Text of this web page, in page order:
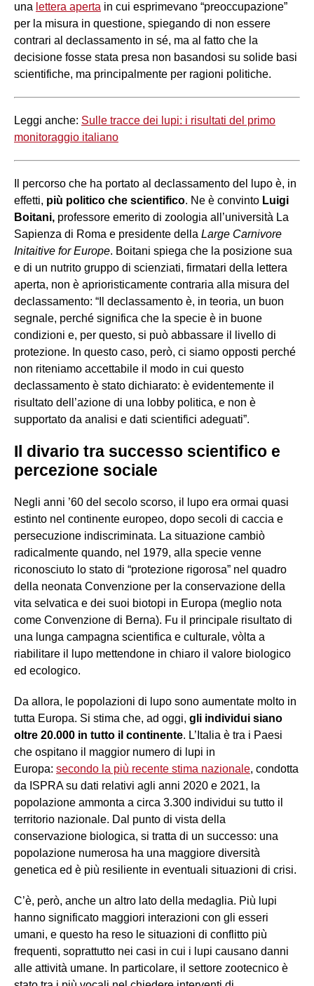
una lettera aperta in cui esprimevano “preoccupazione”
per la misura in questione, spiegando di non essere
contrari al declassamento in sé, ma al fatto che la
decisione fosse stata presa non basandosi su solide basi
scientifiche, ma principalmente per ragioni politiche.
Leggi anche: Sulle tracce dei lupi: i risultati del primo
monitoraggio italiano
Il percorso che ha portato al declassamento del lupo è, in
effetti, più politico che scientifico. Ne è convinto Luigi
Boitani, professore emerito di zoologia all’università La
Sapienza di Roma e presidente della Large Carnivore
Initaitive for Europe. Boitani spiega che la posizione sua
e di un nutrito gruppo di scienziati, firmatari della lettera
aperta, non è aprioristicamente contraria alla misura del
declassamento: “Il declassamento è, in teoria, un buon
segnale, perché significa che la specie è in buone
condizioni e, per questo, si può abbassare il livello di
protezione. In questo caso, però, ci siamo opposti perché
non riteniamo accettabile il modo in cui questo
declassamento è stato dichiarato: è evidentemente il
risultato dell’azione di una lobby politica, e non è
supportato da analisi e dati scientifici adeguati”.
Il divario tra successo scientifico e
percezione sociale
Negli anni ’60 del secolo scorso, il lupo era ormai quasi
estinto nel continente europeo, dopo secoli di caccia e
persecuzione indiscriminata. La situazione cambiò
radicalmente quando, nel 1979, alla specie venne
riconosciuto lo stato di “protezione rigorosa” nel quadro
della neonata Convenzione per la conservazione della
vita selvatica e dei suoi biotopi in Europa (meglio nota
come Convenzione di Berna). Fu il principale risultato di
una lunga campagna scientifica e culturale, vòlta a
riabilitare il lupo mettendone in chiaro il valore biologico
ed ecologico.
Da allora, le popolazioni di lupo sono aumentate molto in
tutta Europa. Si stima che, ad oggi, gli individui siano
oltre 20.000 in tutto il continente. L’Italia è tra i Paesi
che ospitano il maggior numero di lupi in
Europa: secondo la più recente stima nazionale, condotta
da ISPRA su dati relativi agli anni 2020 e 2021, la
popolazione ammonta a circa 3.300 individui su tutto il
territorio nazionale. Dal punto di vista della
conservazione biologica, si tratta di un successo: una
popolazione numerosa ha una maggiore diversità
genetica ed è più resiliente in eventuali situazioni di crisi.
C’è, però, anche un altro lato della medaglia. Più lupi
hanno significato maggiori interazioni con gli esseri
umani, e questo ha reso le situazioni di conflitto più
frequenti, soprattutto nei casi in cui i lupi causano danni
alle attività umane. In particolare, il settore zootecnico è